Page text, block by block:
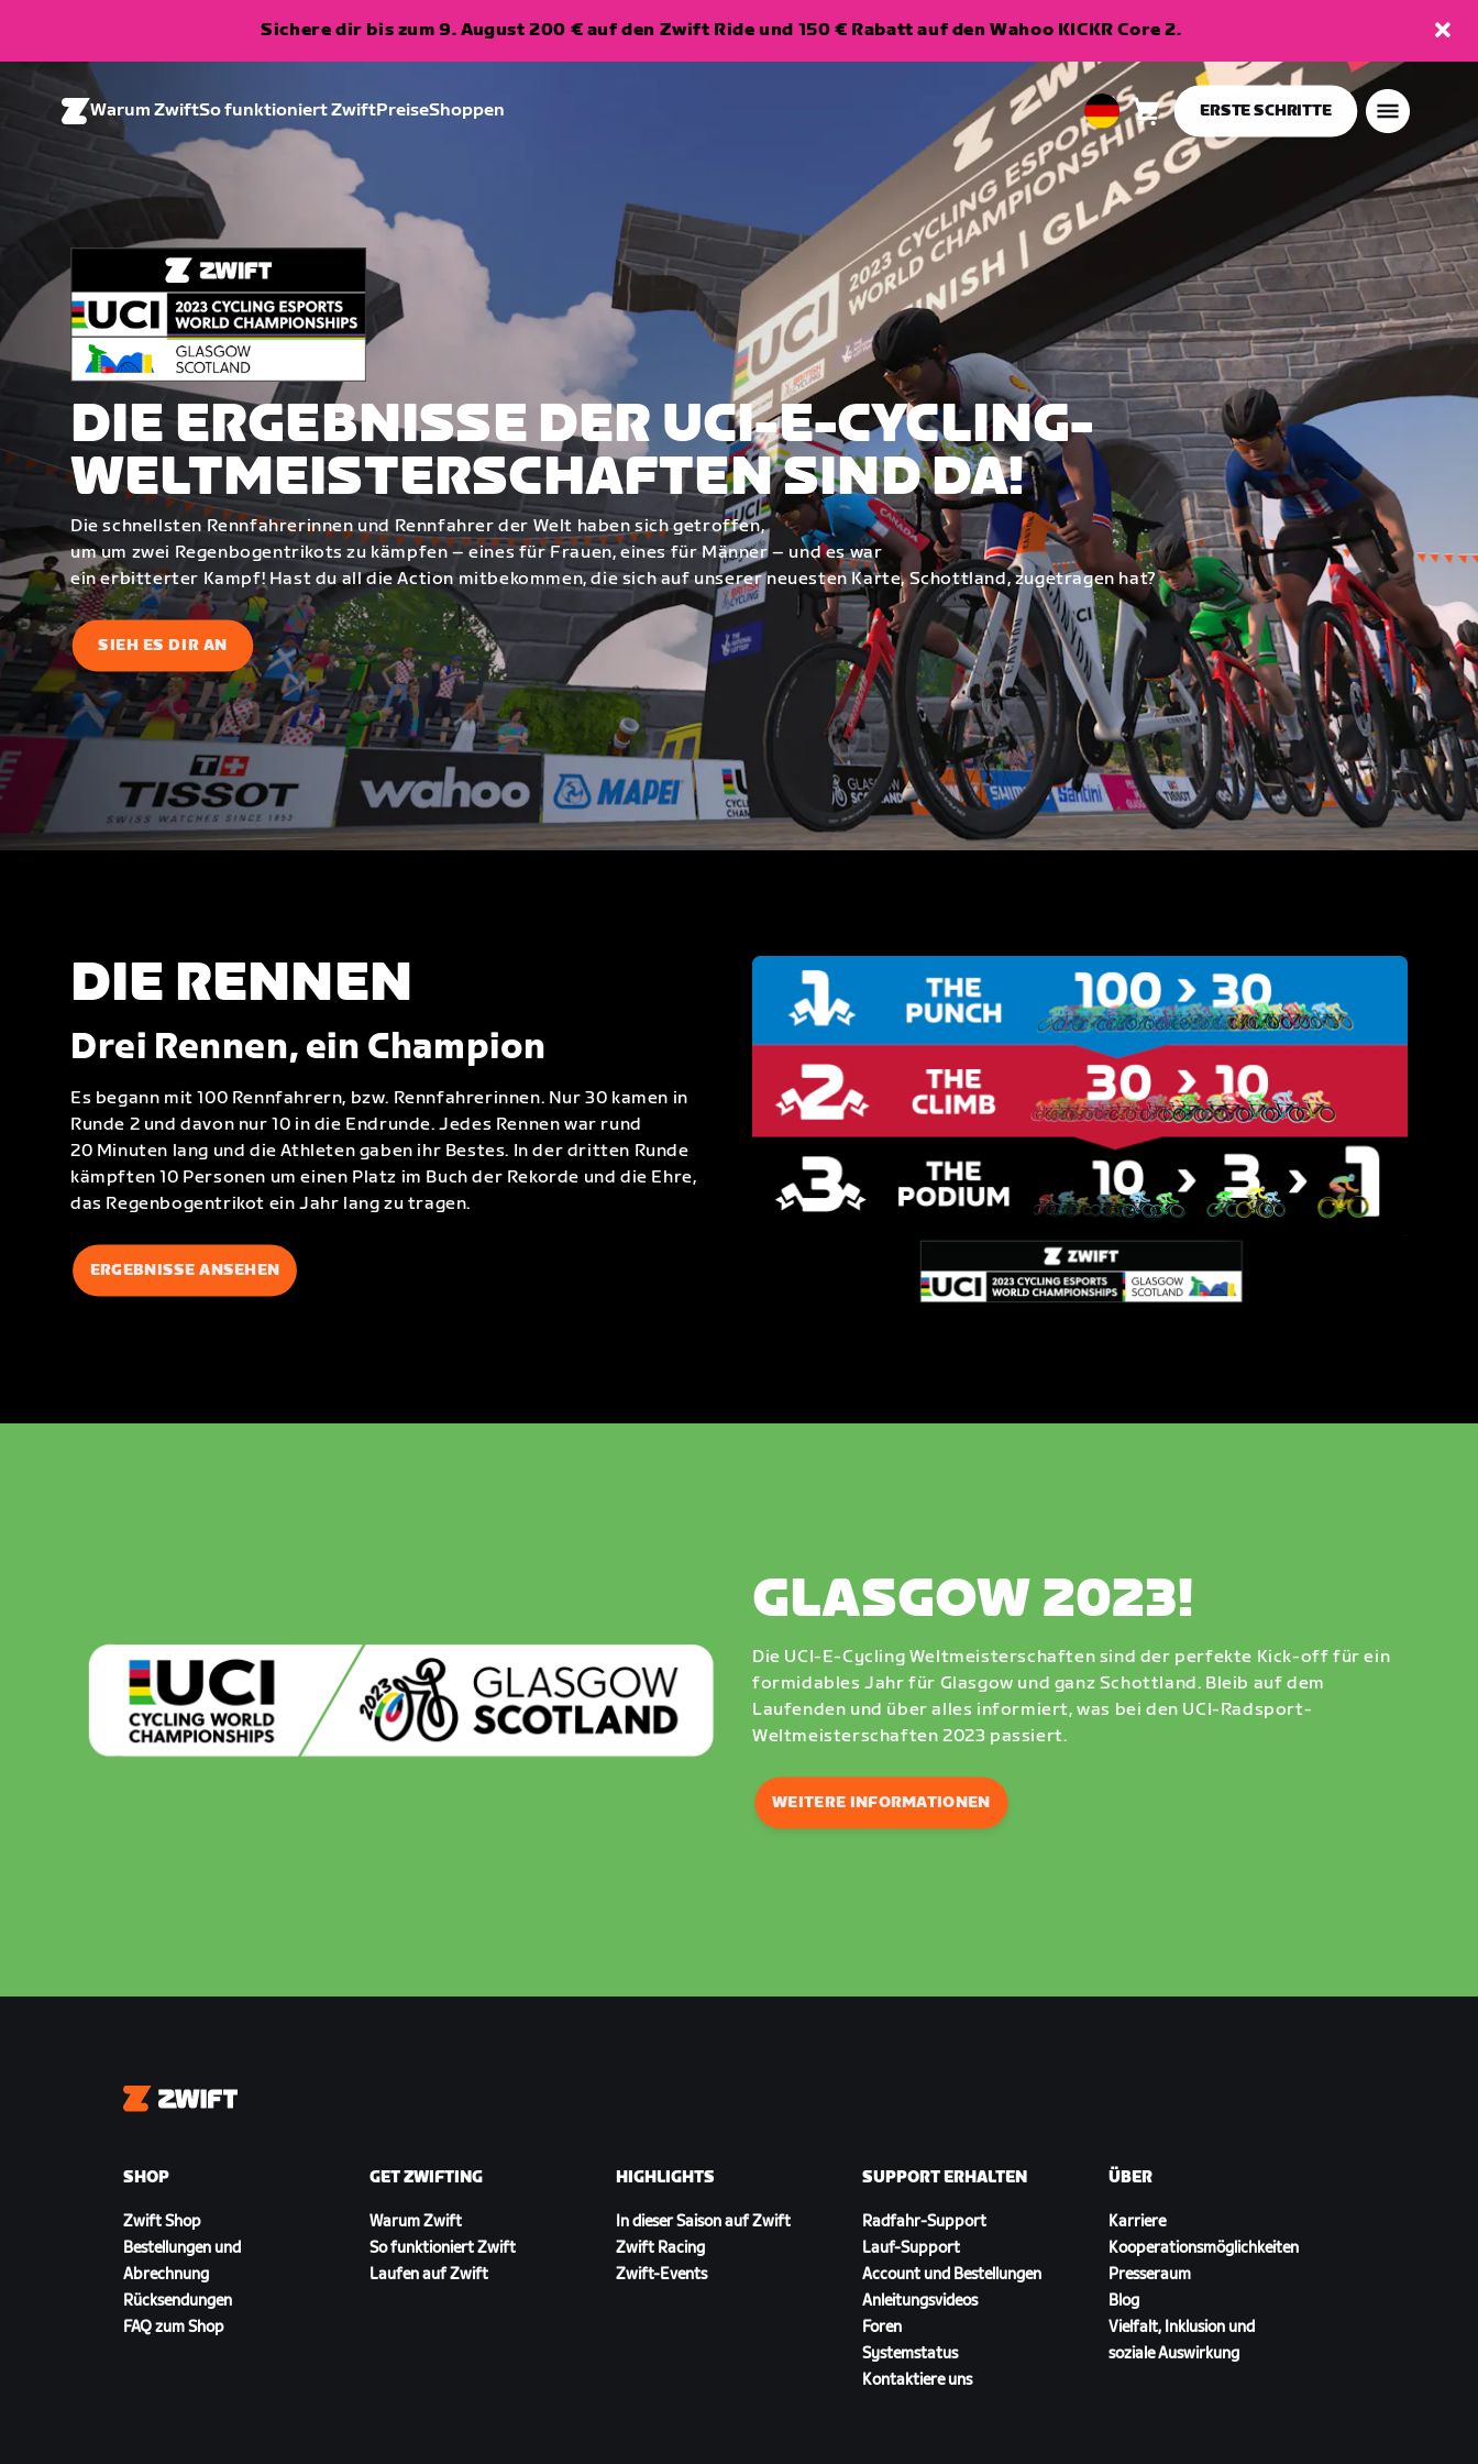
Sichere dir bis zum 9. August 200 € auf den Zwift Ride und 150 € Rabatt auf den Wahoo KICKR Core 2.
Warum ZwiftSo funktioniert ZwiftPreiseShoppen
European
Union
Deutsch
Warenkorb0
Artikel
ERSTE SCHRITTE
DIE ERGEBNISSE DER UCI-E-CYCLING-
WELTMEISTERSCHAFTEN SIND DA!
Die schnellsten Rennfahrerinnen und Rennfahrer der Welt haben sich getroffen,
um um zwei Regenbogentrikots zu kämpfen – eines für Frauen, eines für Männer – und es war
ein erbitterter Kampf! Hast du all die Action mitbekommen, die sich auf unserer neuesten Karte, Schottland, zugetragen hat?
SIEH ES DIR AN
DIE RENNEN
Drei Rennen, ein Champion
Es begann mit 100 Rennfahrern, bzw. Rennfahrerinnen. Nur 30 kamen in
Runde 2 und davon nur 10 in die Endrunde. Jedes Rennen war rund
20 Minuten lang und die Athleten gaben ihr Bestes. In der dritten Runde
kämpften 10 Personen um einen Platz im Buch der Rekorde und die Ehre,
das Regenbogentrikot ein Jahr lang zu tragen.
ERGEBNISSE ANSEHEN
GLASGOW 2023!
Die UCI-E-Cycling Weltmeisterschaften sind der perfekte Kick-off für ein
formidables Jahr für Glasgow und ganz Schottland. Bleib auf dem
Laufenden und über alles informiert, was bei den UCI-Radsport-
Weltmeisterschaften 2023 passiert.
WEITERE INFORMATIONEN
Zwift
SHOP
Zwift Shop
Bestellungen und
Abrechnung
Rücksendungen
FAQ zum Shop
GET ZWIFTING
Warum Zwift
So funktioniert Zwift
Laufen auf Zwift
HIGHLIGHTS
In dieser Saison auf Zwift
Zwift Racing
Zwift-Events
SUPPORT ERHALTEN
Radfahr-Support
Lauf-Support
Account und Bestellungen
Anleitungsvideos
Foren
Systemstatus
Kontaktiere uns
ÜBER
Karriere
Kooperationsmöglichkeiten
Presseraum
Blog
Vielfalt, Inklusion und
soziale Auswirkung